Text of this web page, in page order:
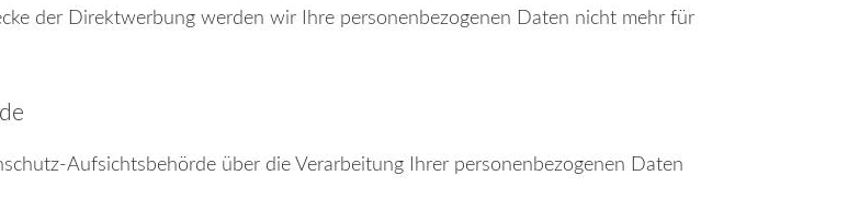
der Direktwerbung werden wir Ihre personenbezogenen Daten nicht mehr für
Aufsichtsbehörde über die Verarbeitung Ihrer personenbezogenen Daten